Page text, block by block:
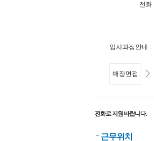
전화
입사과정안내 :
매장면접
전화로 지원 바랍니다.
근무위치